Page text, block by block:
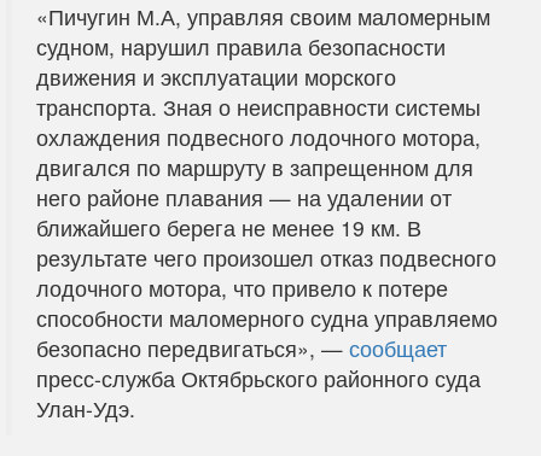
«Пичугин М.А, управляя своим маломерным
судном, нарушил правила безопасности
движения и эксплуатации морского
транспорта. Зная о неисправности системы
охлаждения подвесного лодочного мотора,
двигался по маршруту в запрещенном для
него районе плавания — на удалении от
ближайшего берега не менее 19 км. В
результате чего произошел отказ подвесного
лодочного мотора, что привело к потере
способности маломерного судна управляемо
безопасно передвигаться», — сообщает
пресс-служба Октябрьского районного суда
Улан-Удэ.